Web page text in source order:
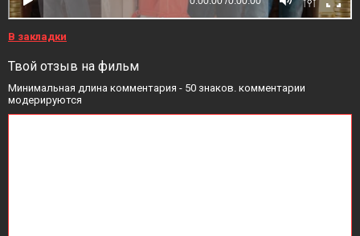
В закладки
Твой отзыв на фильм
Минимальная длина комментария - 50 знаков. комментарии
модерируются